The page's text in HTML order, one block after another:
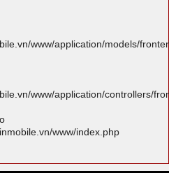
www/application/models/
www/application/controllers/
www/index.php